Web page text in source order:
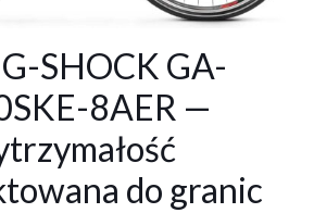
SHOCK GA-
8AER —
do granic